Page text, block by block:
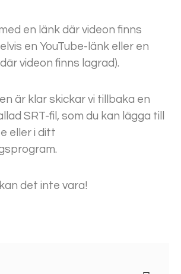
en länk där videon finns
en YouTube-länk eller en
videon finns lagrad).
är klar skickar vi tillbaka en
SRT-fil, som du kan lägga till
eller i ditt
det inte vara!